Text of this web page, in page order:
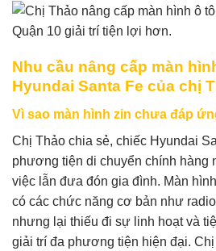
Nhu cầu nâng cấp màn
Hyundai Santa Fe của chị
Vì sao màn hình zin chưa đáp
Chị Thảo chia sẻ, chiếc Hyundai
phương tiện di chuyển chính hàng
việc lẫn đưa đón gia đình. Màn
có các chức năng cơ bản như
nhưng lại thiếu đi sự linh hoạt và
giải trí đa phương tiện hiện đại.